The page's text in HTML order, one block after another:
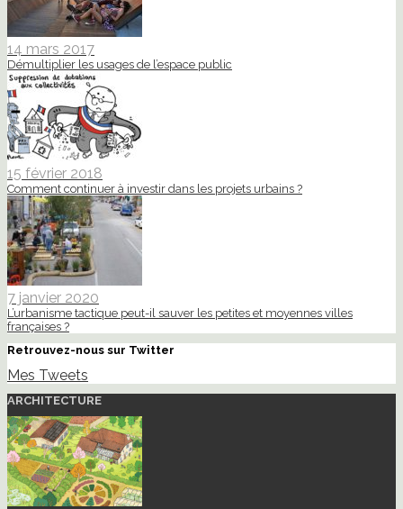
14 mars 2017
Démultiplier les usages de l’espace public
15 février 2018
Comment continuer à investir dans les projets urbains ?
7 janvier 2020
L’urbanisme tactique peut-il sauver les petites et moyennes villes
françaises ?
Retrouvez-nous sur Twitter
Mes Tweets
ARCHITECTURE